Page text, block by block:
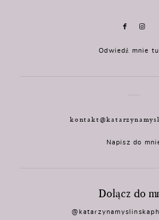
Odwiedź mnie
Napisz do
Dołącz do